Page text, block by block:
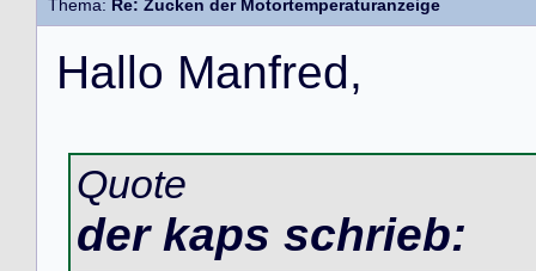
Thema: Re: Zucken der Motortemperaturanzeige
Hallo Manfred,
Quote
der kaps schrieb: